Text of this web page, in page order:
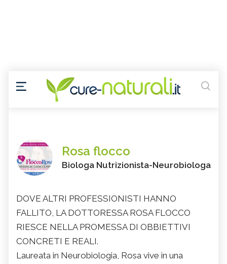
Rosa flocco
Biologa Nutrizionista-Neurobiologa
DOVE ALTRI PROFESSIONISTI HANNO
FALLITO, LA DOTTORESSA ROSA FLOCCO
RIESCE NELLA PROMESSA DI OBBIETTIVI
CONCRETI E REALI.
Laureata in Neurobiologia, Rosa vive in una